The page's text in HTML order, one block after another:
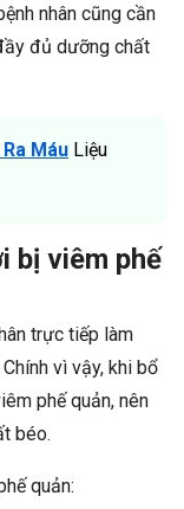
nhân cũng cần
đủ dưỡng chất
Máu Liệu
bị viêm phế
trực tiếp làm
vì vậy, khi bổ
phế quản, nên
béo.
quản: